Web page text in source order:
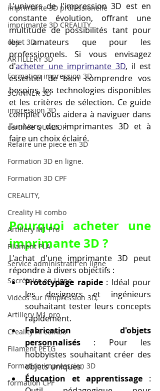
imprimante 3D professionelle
imprimante 3D CREALITY
objet 3D
ARTILLERY 3D
Formation impression 3D
SCANNER 3D
impression 3D
certifiée QUALIOPI
Refaire une piece en 3D
Formation 3D en ligne.
Formation 3D CPF
CREALITY,
Creality Hi combo
Artillery M1 Pro
Filament PLA
Service administratif en ligne
Secrétaire en Ligne
Vidéos sur l'impression 3D,
Artillery M1 pro
Creality HI combo
Filament PETG
Formation impresssion 3D
formation CPF
L'univers de l'impression 3D est en
constante évolution, offrant une
multitude de possibilités tant pour
les amateurs que pour les
professionnels. Si vous envisagez
d'acheter une imprimante 3D, il est
essentiel de bien comprendre vos
besoins, les technologies disponibles
et les critères de sélection. Ce guide
complet vous aidera à naviguer dans
l'univers des imprimantes 3D et à
faire un choix éclairé.
Pourquoi acheter une
imprimante 3D ?
L'achat d'une imprimante 3D peut
répondre à divers objectifs :
Prototypage rapide : Idéal pour
les designers et ingénieurs
souhaitant tester leurs concepts
rapidement.
Fabrication d'objets
personnalisés : Pour les
hobbyistes souhaitant créer des
objets uniques.
Éducation et apprentissage :